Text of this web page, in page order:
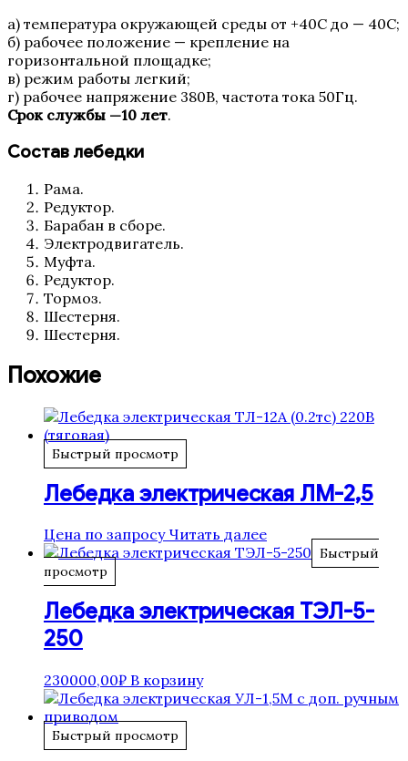
а) температура окружающей среды от +40С до — 40С;
б) рабочее положение — крепление на
горизонтальной площадке;
в) режим работы легкий;
г) рабочее напряжение 380В, частота тока 50Гц.
Срок службы —10 лет.
Состав лебедки
Рама.
Редуктор.
Барабан в сборе.
Электродвигатель.
Муфта.
Редуктор.
Тормоз.
Шестерня.
Шестерня.
Похожие
Быстрый просмотр
Лебедка электрическая ЛМ-2,5
Цена по запросу Читать далее
Быстрый
просмотр
Лебедка электрическая ТЭЛ-5-
250
230000,00₽ В корзину
Быстрый просмотр